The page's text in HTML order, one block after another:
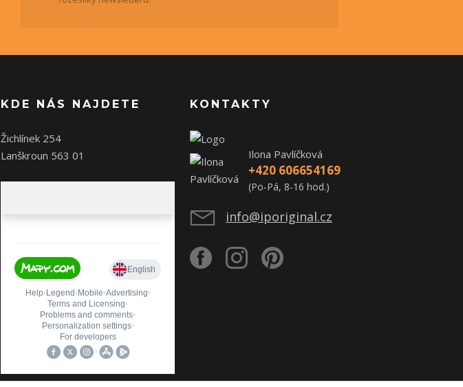
KDE NÁS NAJDETE
Žichlínek 254
Lanškroun 563 01
KONTAKTY
Ilona Pavlíčková
+420 606654169
(Po-Pá, 8-16 hod.)
info@iporiginal.cz